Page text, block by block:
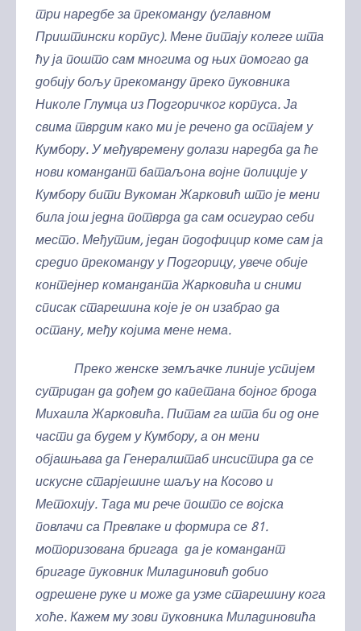
три наредбе за прекоманду (углавном
Приштински корпус). Мене питају колеге шта
ћу ја пошто сам многима од њих помогао да
добију бољу прекоманду преко пуковника
Николе Глумца из Подгоричког корпуса. Ја
свима тврдим како ми је речено да остајем у
Кумбору. У међувремену долази наредба да ће
нови командант батаљона војне полиције у
Кумбору бити Вукоман Жарковић што је мени
била још једна потврда да сам осигурао себи
место. Међутим, један подофицир коме сам ја
средио прекоманду у Подгорицу, увече обије
контејнер команданта Жарковића и сними
списак старешина које је он изабрао да
остану, међу којима мене нема.
Преко женске земљачке линије успијем
сутридан да дођем до капетана бојног брода
Михаила Жарковића. Питам га шта би од оне
части да будем у Кумбору, а он мени
објашњава да Генералштаб инсистира да се
искусне старјешине шаљу на Косово и
Метохију. Тада ми рече пошто се војска
повлачи са Превлаке и формира се 81.
моторизована бригада да је командант
бригаде пуковник Миладиновић добио
одрешене руке и може да узме старешину кога
хоће. Кажем му зови пуковника Миладиновића